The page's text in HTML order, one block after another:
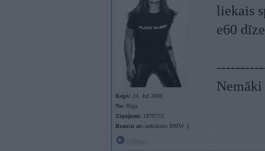
Kopš: 24. Jul 2008
No: Rīga
Ziņojumi: 1879753
Braucu ar: nekrāsotu BMW :(
liekais
e60